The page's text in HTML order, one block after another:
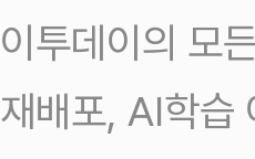
이투데이의 모
재배포, AI학습